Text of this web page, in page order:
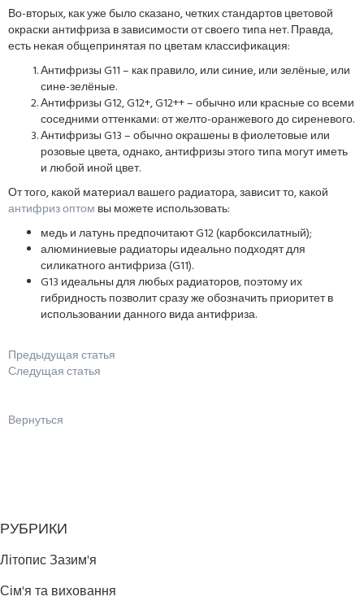
Во-вторых, как уже было сказано, четких стандартов цветовой
окраски антифриза в зависимости от своего типа нет. Правда,
есть некая общепринятая по цветам классификация:
Антифризы G11 – как правило, или синие, или зелёные, или
сине-зелёные.
Антифризы G12, G12+, G12++ – обычно или красные со всеми
соседними оттенками: от желто-оранжевого до сиреневого.
Антифризы G13 – обычно окрашены в фиолетовые или
розовые цвета, однако, антифризы этого типа могут иметь
и любой иной цвет.
От того, какой материал вашего радиатора, зависит то, какой
антифриз оптом вы можете использовать:
медь и латунь предпочитают G12 (карбоксилатный);
алюминиевые радиаторы идеально подходят для
силикатного антифриза (G11).
G13 идеальны для любых радиаторов, поэтому их
гибридность позволит сразу же обозначить приоритет в
использовании данного вида антифриза.
Предыдущая статья
Следущая статья
Вернуться
РУБРИКИ
Літопис Зазим'я
Сім'я та виховання